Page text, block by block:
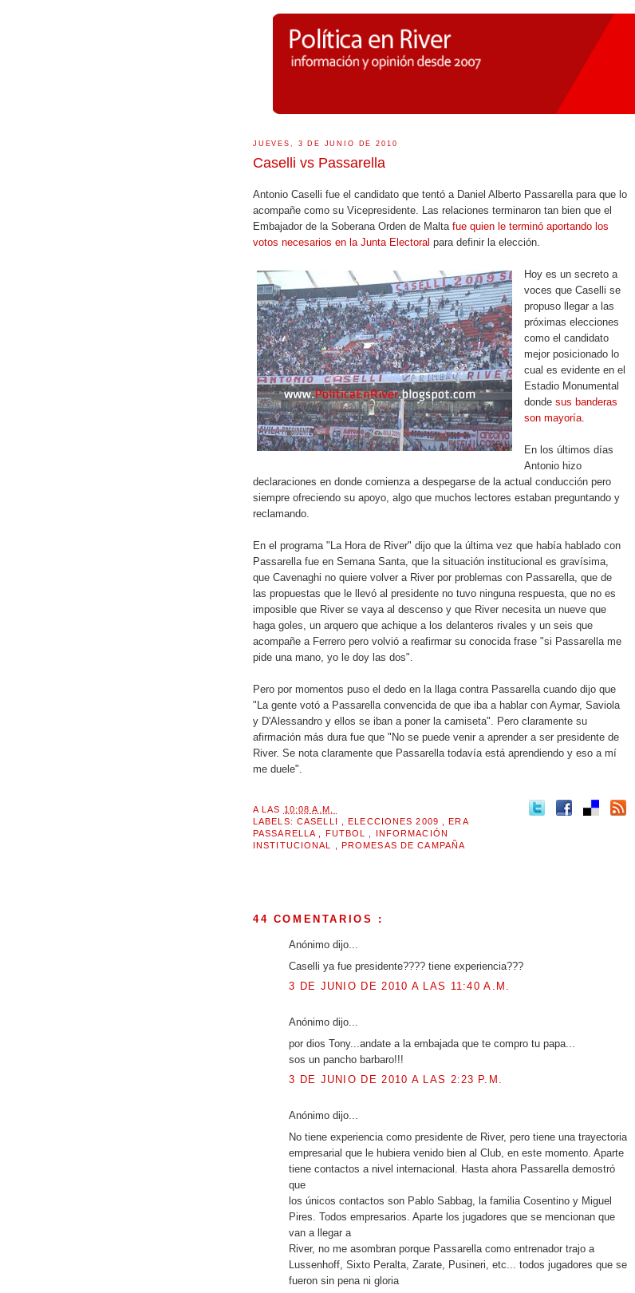
JUEVES, 3 DE JUNIO DE 2010
Caselli vs Passarella
Antonio Caselli fue el candidato que tentó a Daniel Alberto Passarella para que lo
acompañe como su Vicepresidente. Las relaciones terminaron tan bien que el
Embajador de la Soberana Orden de Malta fue quien le terminó aportando los
votos necesarios en la JuntaElectoral para definir la elección.
Hoy es un secreto a
voces que Caselli se
propuso llegar a las
próximas elecciones
como el candidato
mejor posicionado lo
cual es evidente en el
Estadio Monumental
donde sus banderas
son mayoría.
En los últimos días
Antonio hizo
declaraciones en donde comienza a despegarse de la actual conducción pero
siempre ofreciendo su apoyo, algo que muchos lectores estaban preguntando y
reclamando.
En el programa "La Hora de River" dijo que la última vez que había hablado con
Passarella fue en Semana Santa, que la situación institucional es gravísima,
que Cavenaghi no quiere volver a River por problemas con Passarella, que de
las propuestas que le llevó al presidente no tuvo ninguna respuesta, que no es
imposible que River se vaya al descenso y que River necesita un nueve que
haga goles, un arquero que achique a los delanteros rivales y un seis que
acompañe a Ferrero pero volvió a reafirmar su conocida frase "si Passarella me
pide una mano, yo le doy las dos".
Pero por momentos puso el dedo en la llaga contra Passarella cuando dijo que
"La gente votó a Passarella convencida de que iba a hablar con Aymar, Saviola
y D'Alessandro y ellos se iban a poner la camiseta". Pero claramente su
afirmación más dura fue que "No se puede venir a aprender a ser presidente de
River. Se nota claramente que Passarella todavía está aprendiendo y eso a mí
me duele".
A LAS 10:08 A.M.
LABELS: CASELLI ,ELECCIONES 2009 ,ERA
PASSARELLA
FUTBOL
INFORMACIÓN
INSTITUCIONAL
PROMESAS DE CAMPAÑA
44 COMENTARIOS :
Anónimo dijo...
Caselli ya fue presidente???? tiene experiencia???
3 DE JUNIO DE 2010 A LAS 11:40 A.M.
Anónimo dijo...
por dios Tony...andate a la embajada que te compro tu papa...
sos un pancho barbaro!!!
3 DE JUNIO DE 2010 A LAS 2:23 P.M.
Anónimo dijo...
No tiene experiencia como presidente de River, pero tiene una trayectoria
empresarial que le hubiera venido bien al Club, en este momento. Aparte
tiene contactos a nivel internacional. Hasta ahora Passarella demostró
que
los únicos contactos son Pablo Sabbag, la familia Cosentino y Miguel
Pires. Todos empresarios. Aparte los jugadores que se mencionan que
van a llegar a
River, no me asombran porque Passarella como entrenador trajo a
Lussenhoff, Sixto Peralta, Zarate, Pusineri, etc... todos jugadores que se
fueron sin pena ni gloria